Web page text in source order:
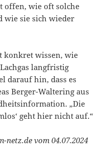
offen, wie oft solche
wie sie sich wieder
konkret wissen, wie
langfristig
darauf hin, dass es
Berger-Waltering aus
„Die
geht hier nicht auf.“
netz.de vom 04.07.2024